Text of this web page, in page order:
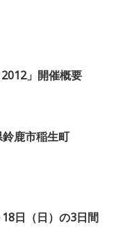
」開催概要
鹿市稲生町
日（日）の3日間